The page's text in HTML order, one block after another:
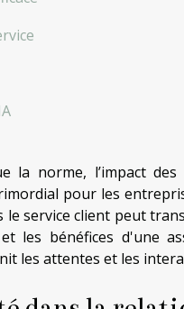
la norme, l’impact
pour les
service client peut
les bénéfices d'une
les attentes et les